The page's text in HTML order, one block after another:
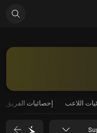
اللاعب إحصائيات الفريق